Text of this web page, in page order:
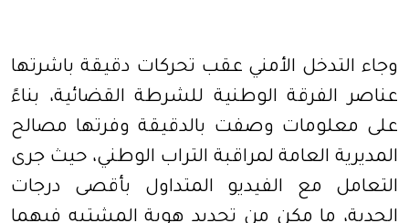
وجاء التدخل الأمني عقب تحركات دقيقة باشرتها
عناصر الفرقة الوطنية للشرطة القضائية، بناءً
على معلومات وصفت بالدقيقة وفرتها مصالح
المديرية العامة لمراقبة التراب الوطني، حيث جرى
التعامل مع الفيديو المتداول بأقصى درجات
الجدية، ما مكن من تحديد هوية المشتبه فيهما